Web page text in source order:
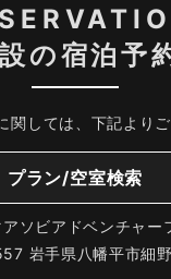
の宿泊予
関しては、下記よりご
プラン/空室検索
ソビアドベンチャー
岩手県八幡平市細